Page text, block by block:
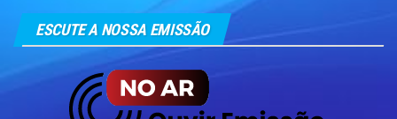
ESCUTE A NOSSA EMISSÃO